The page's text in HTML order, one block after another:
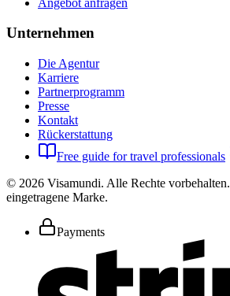
Unternehmen
Die Agentur
Karriere
Partnerprogramm
Presse
Kontakt
Rückerstattung
Free guide for travel professionals
© 2026 Visamundi. Alle Rechte vorbehalten.
eingetragene Marke.
Payments